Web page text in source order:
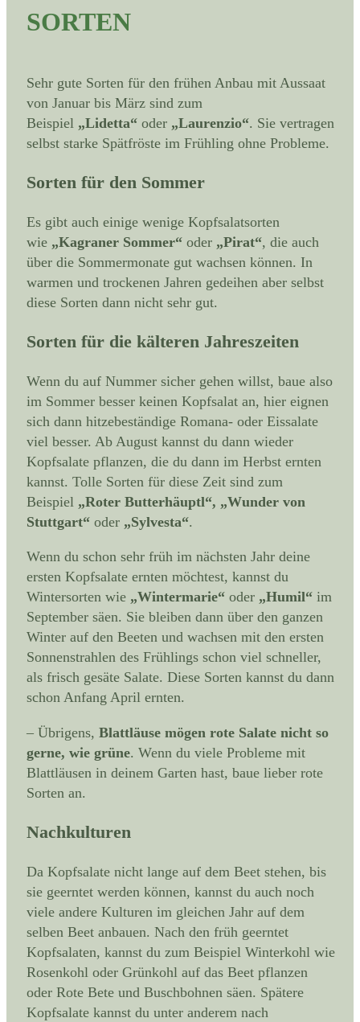
SORTEN
Sehr gute Sorten für den frühen Anbau mit Aussaat
von Januar bis März sind zum
Beispiel „Lidetta“ oder „Laurenzio“. Sie vertragen
selbst starke Spätfröste im Frühling ohne Probleme.
Sorten für den Sommer
Es gibt auch einige wenige Kopfsalatsorten
wie „Kagraner Sommer“ oder „Pirat“, die auch
über die Sommermonate gut wachsen können. In
warmen und trockenen Jahren gedeihen aber selbst
diese Sorten dann nicht sehr gut.
Sorten für die kälteren Jahreszeiten
Wenn du auf Nummer sicher gehen willst, baue also
im Sommer besser keinen Kopfsalat an, hier eignen
sich dann hitzebeständige Romana- oder Eissalate
viel besser. Ab August kannst du dann wieder
Kopfsalate pflanzen, die du dann im Herbst ernten
kannst. Tolle Sorten für diese Zeit sind zum
Beispiel „Roter Butterhäuptl“, „Wunder von
Stuttgart“ oder „Sylvesta“.
Wenn du schon sehr früh im nächsten Jahr deine
ersten Kopfsalate ernten möchtest, kannst du
Wintersorten wie „Wintermarie“ oder „Humil“ im
September säen. Sie bleiben dann über den ganzen
Winter auf den Beeten und wachsen mit den ersten
Sonnenstrahlen des Frühlings schon viel schneller,
als frisch gesäte Salate. Diese Sorten kannst du dann
schon Anfang April ernten.
– Übrigens, Blattläuse mögen rote Salate nicht so
gerne, wie grüne. Wenn du viele Probleme mit
Blattläusen in deinem Garten hast, baue lieber rote
Sorten an.
Nachkulturen
Da Kopfsalate nicht lange auf dem Beet stehen, bis
sie geerntet werden können, kannst du auch noch
viele andere Kulturen im gleichen Jahr auf dem
selben Beet anbauen. Nach den früh geerntet
Kopfsalaten, kannst du zum Beispiel Winterkohl wie
Rosenkohl oder Grünkohl auf das Beet pflanzen
oder Rote Bete und Buschbohnen säen. Spätere
Kopfsalate kannst du unter anderem nach